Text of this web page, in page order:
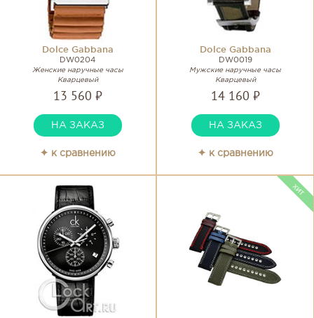
Dolce Gabbana
DW0204
Женские наручные часы
Кварцевый
13 560 ₽
НА ЗАКАЗ
✦ к сравнению
Dolce Gabbana
DW0019
Мужские наручные часы
Кварцевый
14 160 ₽
НА ЗАКАЗ
✦ к сравнению